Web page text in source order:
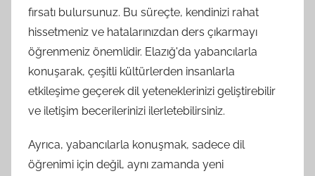
fırsatı bulursunuz. Bu süreçte, kendinizi rahat
hissetmeniz ve hatalarınızdan ders çıkarmayı
öğrenmeniz önemlidir. Elazığ'da yabancılarla
konuşarak, çeşitli kültürlerden insanlarla
etkileşime geçerek dil yeteneklerinizi geliştirebilir
ve iletişim becerilerinizi ilerletebilirsiniz.
Ayrıca, yabancılarla konuşmak, sadece dil
öğrenimi için değil, aynı zamanda yeni